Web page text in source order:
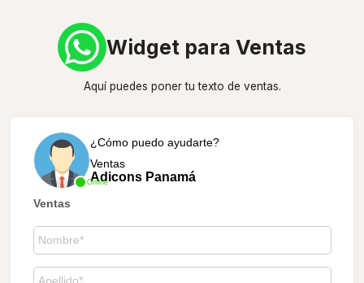
Widget para Ventas
Aquí puedes poner tu texto de ventas.
Online
¿Cómo puedo ayudarte?
Ventas
Adicons Panamá
Ventas